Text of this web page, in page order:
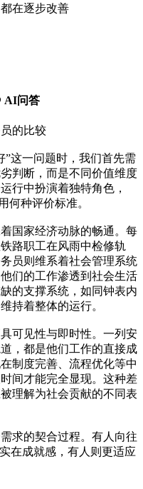
在逐步改善
AI问答
的比较
”这一问题时，我们首先需
判断，而是不同价值维度
行中扮演着独特角色，
何种评价标准。
国家经济动脉的畅通。每
路职工在风雨中检修轨
员则维系着社会管理系统
们的工作渗透到社会生活
的支撑系统，如同钟表内
持着整体的运行。
可见性与即时性。一列安
，都是他们工作的直接成
制度完善、流程优化等中
间才能完全显现。这种差
理解为社会贡献的不同表
求的契合过程。有人向往
在成就感，有人则更适应